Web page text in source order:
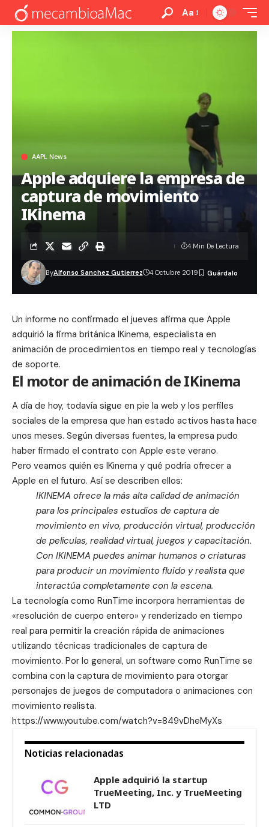
Aa
AAPL News
Apple adquiere la empresa de
captura de movimiento
IKinema
ByAlfonso Sanchez Gutierrez 4 Octubre 2019
4 Min De Lectura
Un informe no confirmado el jueves afirma que Apple
adquirió la firma británica IKinema, especialista en
animación de procedimientos en tiempo real y tecnologías
de soporte.
El motor de animación de IKinema
A día de hoy, todavía sigue en pie la web y los perfiles
sociales de la empresa que han estado activos hasta hace
unos meses. Según diversas fuentes, la empresa pudo
haber firmado el contrato con Apple este verano.
Pero veamos quién es IKinema y qué podría ofrecer a
Apple en el futuro. Así se describen ellos:
IKINEMA ofrece la más alta calidad de animación
para los principales estudios de captura de
movimiento en vivo, producción virtual, producción
de películas, realidad virtual, juegos y capacitación.
Con IKINEMA puedes animar humanos o criaturas
para producir un movimiento fluido y realista que
interactúa completamente con la escena.
La tecnología como RunTime incorpora herramientas de
«resolución de cuerpo entero» y renderizado en tiempo
real para permitir la creación rápida de animaciones
utilizando técnicas tradicionales de captura de
movimiento. Por lo general, un software como RunTime se
combina con la captura de movimiento para otorgar
personajes de juegos de computadora o animaciones con
movimiento realista.
https://www.youtube.com/watch?v=849vDheMyXs
Noticias relacionadas
Apple adquirió la startup
TrueMeeting, Inc. y TrueMeeting
LTD